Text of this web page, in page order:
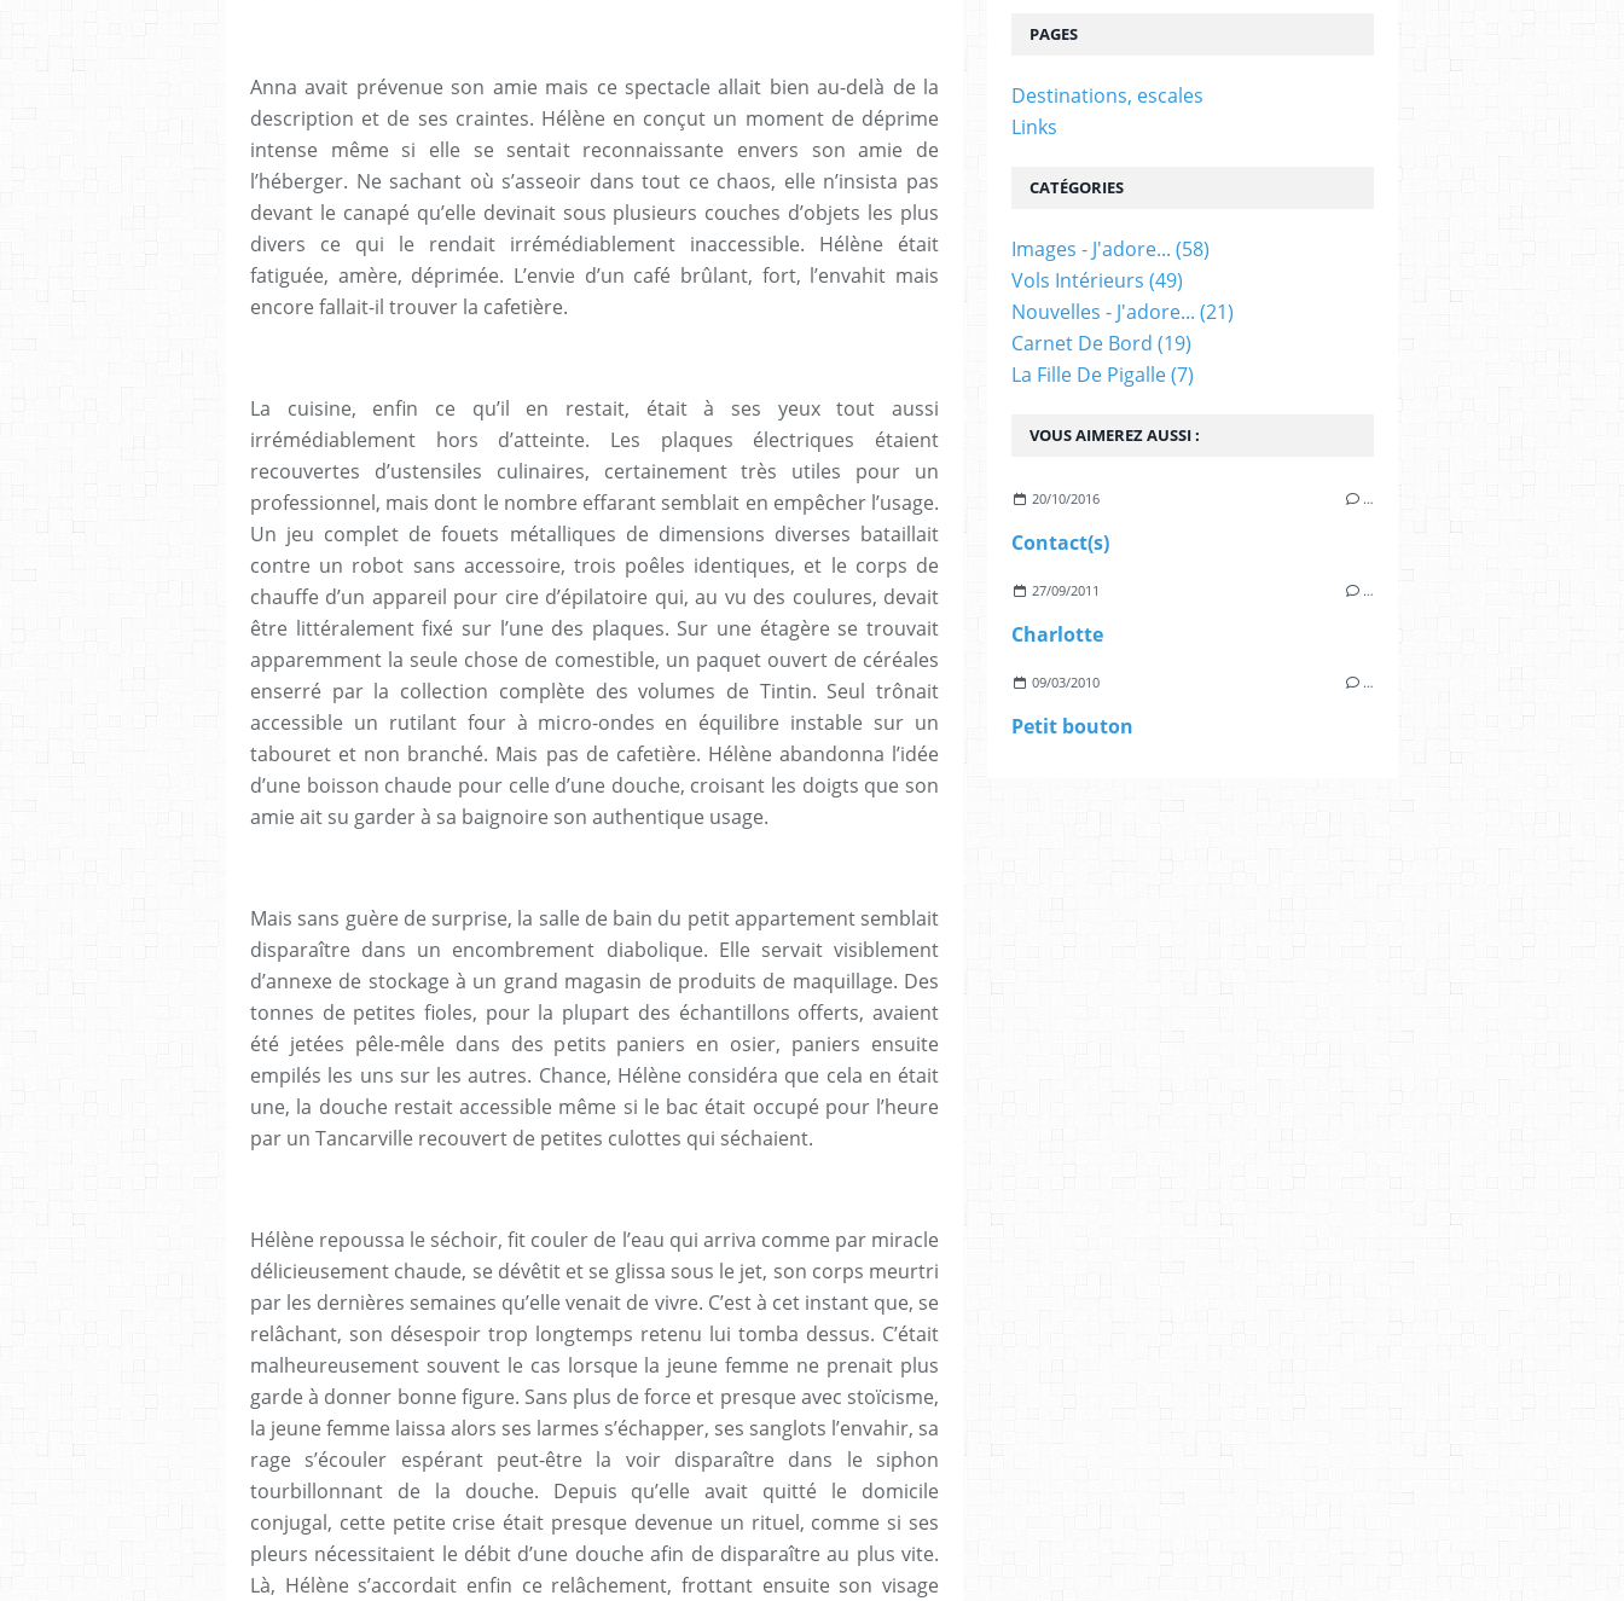
Anna avait prévenue son amie mais ce spectacle allait bien au-delà de la
description et de ses craintes. Hélène en conçut un moment de déprime
intense même si elle se sentait reconnaissante envers son amie de
l’héberger. Ne sachant où s’asseoir dans tout ce chaos, elle n’insista pas
devant le canapé qu’elle devinait sous plusieurs couches d’objets les plus
divers ce qui le rendait irrémédiablement inaccessible. Hélène était
fatiguée, amère, déprimée. L’envie d’un café brûlant, fort, l’envahit mais
encore fallait-il trouver la cafetière.
La cuisine, enfin ce qu’il en restait, était à ses yeux tout aussi
irrémédiablement hors d’atteinte. Les plaques électriques étaient
recouvertes d’ustensiles culinaires, certainement très utiles pour un
professionnel, mais dont le nombre effarant semblait en empêcher l’usage.
Un jeu complet de fouets métalliques de dimensions diverses bataillait
contre un robot sans accessoire, trois poêles identiques, et le corps de
chauffe d’un appareil pour cire d’épilatoire qui, au vu des coulures, devait
être littéralement fixé sur l’une des plaques. Sur une étagère se trouvait
apparemment la seule chose de comestible, un paquet ouvert de céréales
enserré par la collection complète des volumes de Tintin. Seul trônait
accessible un rutilant four à micro-ondes en équilibre instable sur un
tabouret et non branché. Mais pas de cafetière. Hélène abandonna l’idée
d’une boisson chaude pour celle d’une douche, croisant les doigts que son
amie ait su garder à sa baignoire son authentique usage.
Mais sans guère de surprise, la salle de bain du petit appartement semblait
disparaître dans un encombrement diabolique. Elle servait visiblement
d’annexe de stockage à un grand magasin de produits de maquillage. Des
tonnes de petites fioles, pour la plupart des échantillons offerts, avaient
été jetées pêle-mêle dans des petits paniers en osier, paniers ensuite
empilés les uns sur les autres. Chance, Hélène considéra que cela en était
une, la douche restait accessible même si le bac était occupé pour l’heure
par un Tancarville recouvert de petites culottes qui séchaient.
Hélène repoussa le séchoir, fit couler de l’eau qui arriva comme par miracle
délicieusement chaude, se dévêtit et se glissa sous le jet, son corps meurtri
par les dernières semaines qu’elle venait de vivre. C’est à cet instant que, se
relâchant, son désespoir trop longtemps retenu lui tomba dessus. C’était
malheureusement souvent le cas lorsque la jeune femme ne prenait plus
garde à donner bonne figure. Sans plus de force et presque avec stoïcisme,
la jeune femme laissa alors ses larmes s’échapper, ses sanglots l’envahir, sa
rage s’écouler espérant peut-être la voir disparaître dans le siphon
tourbillonnant de la douche. Depuis qu’elle avait quitté le domicile
conjugal, cette petite crise était presque devenue un rituel, comme si ses
pleurs nécessitaient le débit d’une douche afin de disparaître au plus vite.
Là, Hélène s’accordait enfin ce relâchement, frottant ensuite son visage
VOUS AIMEREZ AUSSI :
20/10/2016 …
Contact(s)
27/09/2011 …
Charlotte
09/03/2010 …
Petit bouton
PAGES
Destinations, escales
Links
CATÉGORIES
Images - J'adore... (58)
Vols Intérieurs (49)
Nouvelles - J'adore... (21)
Carnet De Bord (19)
La Fille De Pigalle(7)